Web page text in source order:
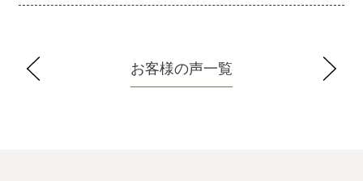
お客様の声一覧